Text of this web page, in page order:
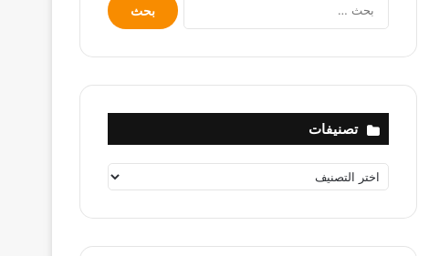
عن:
تصنيفات
تصنيفات